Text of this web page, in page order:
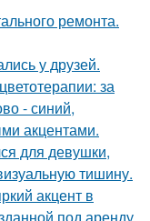
ремонта.
у друзей.
за
- синий,
акцентами.
для девушки,
тишину.
акцент в
под аренду.